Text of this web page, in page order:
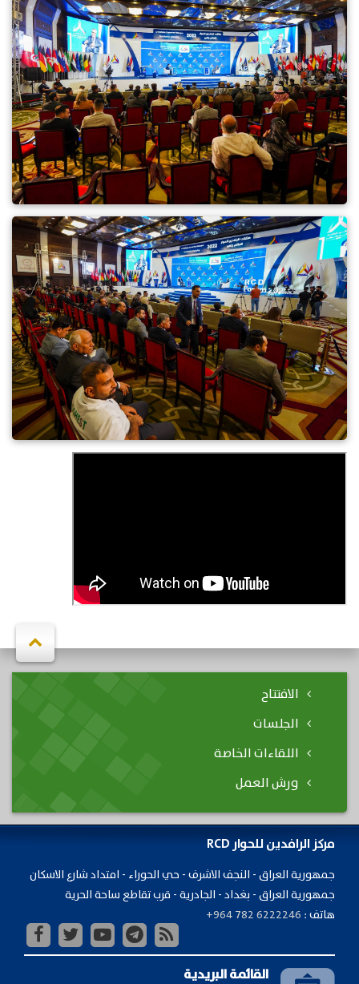
الافتتاح
الجلسات
اللقاءات الخاصة
ورش العمل
مركز الرافدين للحوار RCD
جمهورية ​العراق - النجف الاشرف - حي الحوراء - امتداد شارع الاسكان
جمهورية العراق - بغداد - الجادرية - قرب تقاطع ساحة الحرية
هاتف : +964 782 6222246
القائمة البريدية